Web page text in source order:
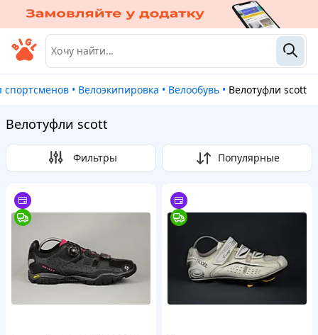
спортсменов • Велоэкипировка • Велообувь • Велотуфли scott
Велотуфли scott
Фильтры Популярные